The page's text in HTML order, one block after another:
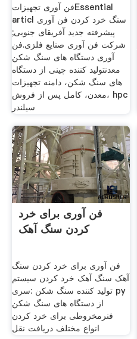
فن آوری تجهیزاتEssential
articl سنگ خرد کردن فن آوری
پیشرفته جدید آفریقای جنوبی;
شرکت فن آوری صنایع فلزی.فن
آوری دستگاه های سنگ شکن
معدنتولید کننده چینی از دستگاه
های سنگ شکن، دامنه تجهیزات
معدن، کامل پس از فروش، hpc
سیلندر
فن آوری برای خرد
کردن سنگ آهک
فن آوری برای خرد کردن سنگ
آهک سنگ آهک خرد کردن سیستم
تولید کننده سنگ شکن :سری py
از دستگاه های سنگ شکن
فنرمخروطی برای خرد کردن
انواع مختلف دریافت نقل